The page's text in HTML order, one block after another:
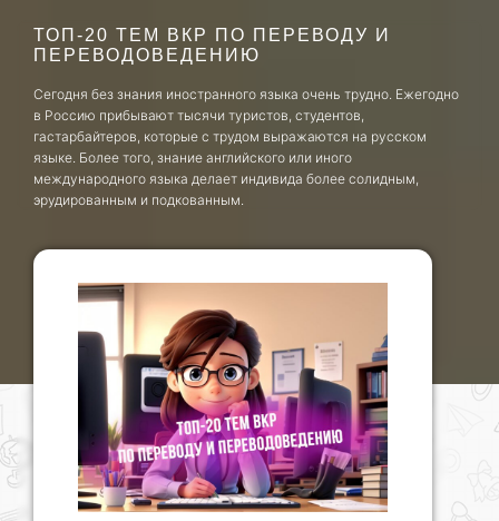
ТОП-20 ТЕМ ВКР ПО ПЕРЕВОДУ И
ПЕРЕВОДОВЕДЕНИЮ
Сегодня без знания иностранного языка очень трудно. Ежегодно
в Россию прибывают тысячи туристов, студентов,
гастарбайтеров, которые с трудом выражаются на русском
языке. Более того, знание английского или иного
международного языка делает индивида более солидным,
эрудированным и подкованным.